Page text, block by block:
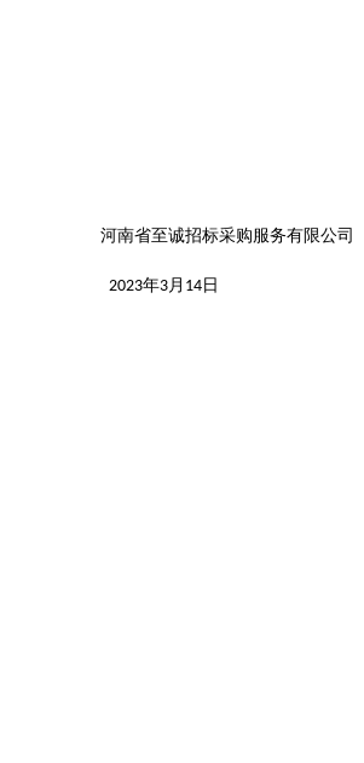
河南省至诚招标采购服务有限公司
2023年3月 14 日